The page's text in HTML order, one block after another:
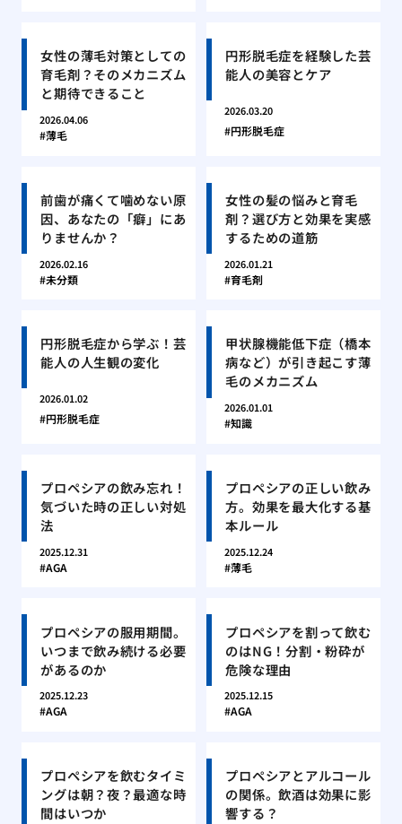
女性の薄毛対策としての
育毛剤？そのメカニズム
と期待できること
2026.04.06
薄毛
円形脱毛症を経験した芸
能人の美容とケア
2026.03.20
円形脱毛症
前歯が痛くて噛めない原
因、あなたの「癖」にあ
りませんか？
2026.02.16
未分類
女性の髪の悩みと育毛
剤？選び方と効果を実感
するための道筋
2026.01.21
育毛剤
円形脱毛症から学ぶ！芸
能人の人生観の変化
2026.01.02
円形脱毛症
甲状腺機能低下症（橋本
病など）が引き起こす薄
毛のメカニズム
2026.01.01
知識
プロペシアの飲み忘れ！
気づいた時の正しい対処
法
2025.12.31
AGA
プロペシアの正しい飲み
方。効果を最大化する基
本ルール
2025.12.24
薄毛
プロペシアの服用期間。
いつまで飲み続ける必要
があるのか
2025.12.23
AGA
プロペシアを割って飲む
のはNG！分割・粉砕が
危険な理由
2025.12.15
AGA
プロペシアを飲むタイミ
ングは朝？夜？最適な時
間はいつか
プロペシアとアルコール
の関係。飲酒は効果に影
響する？